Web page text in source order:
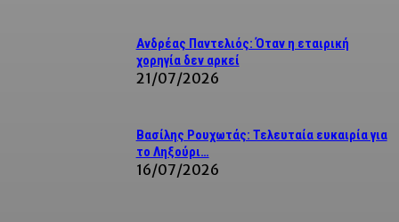
Ανδρέας Παντελιός: Όταν η εταιρική
χορηγία δεν αρκεί
21/07/2026
Βασίλης Ρουχωτάς: Τελευταία ευκαιρία για
το Ληξούρι…
16/07/2026